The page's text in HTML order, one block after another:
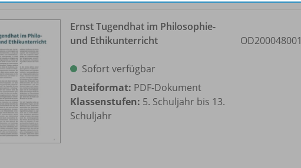
Ernst Tugendhat im Philosophie-
und Ethikunterricht
Sofort verfügbar
Dateiformat: PDF-Dokument
Klassenstufen: 5. Schuljahr bis 13.
Schuljahr